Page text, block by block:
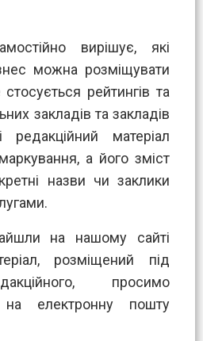
вирішує, які
можна розміщувати
рейтингів та
закладів та закладів
редакційний матеріал
а його зміст
назви чи заклики
на нашому сайті
розміщений під
просимо
електронну пошту